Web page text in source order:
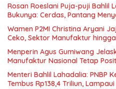
Rosan Roeslani Puja-puji Bahlil
Bukunya: Cerdas, Pantang
Wamen P2MI Christina Aryani
Ceko, Sektor Manufaktur
Menperin Agus Gumiwang
Manufaktur Nasional Tetap
Menteri Bahlil Lahadalia: PNBP
Tembus Rp138,4 Triliun,